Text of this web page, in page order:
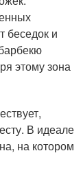
беседок и
этому зона
В идеале
на котором